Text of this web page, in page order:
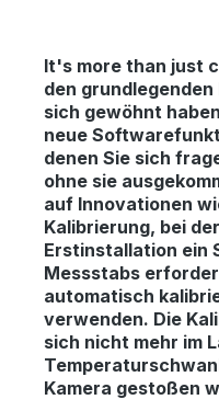
It's more than just
den grundlegenden
sich gewöhnt
neue
denen Sie sich
ohne sie
auf Innovationen
Kalibrierung, bei
Erstinstallation ein
Messstabs
automatisch
verwenden. Die
sich nicht mehr im
Kamera gestoßen